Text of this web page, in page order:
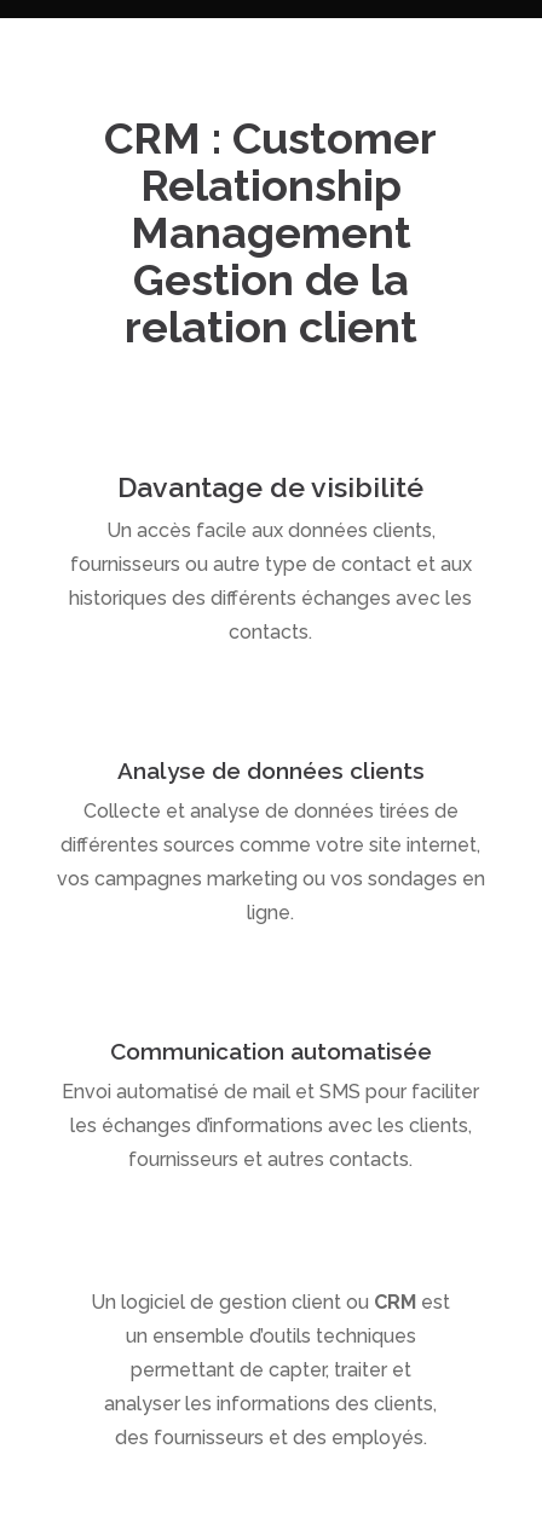
CRM : Customer
Relationship
Management
Gestion de la
relation client
Davantage de visibilité
Un accès facile aux données clients,
fournisseurs ou autre type de contact et aux
historiques des différents échanges avec les
contacts.
Analyse de données clients
Collecte et analyse de données tirées de
différentes sources comme votre site internet,
vos campagnes marketing ou vos sondages en
ligne.
Communication automatisée
Envoi automatisé de mail et SMS pour faciliter
les échanges d’informations avec les clients,
fournisseurs et autres contacts.
Un logiciel de gestion client ou CRM est
un ensemble d’outils techniques
permettant de capter, traiter et
analyser les informations des clients,
des fournisseurs et des employés.